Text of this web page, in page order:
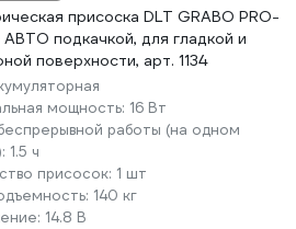
присоска DLT GRABO PRO-
подкачкой, для гладкой и
поверхности, арт. 1134
мощность: 16 Вт
работы (на одном
1.5 ч
присосок: 1 шт
140 кг
14.8 В